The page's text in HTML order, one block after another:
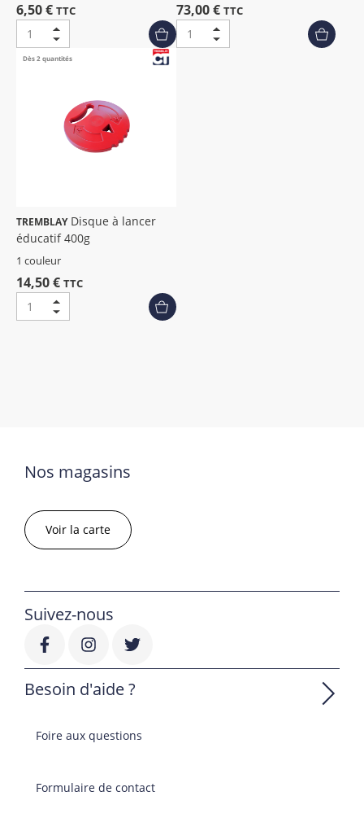
6,50 € TTC 73,00 € TTC
Dès 2 quantités
TREMBLAYDisque à lancer
éducatif 400g
1 couleur
14,50 € TTC
Nos magasins
Voir la carte
Suivez-nous
Besoin d'aide ?
Foire aux questions
Formulaire de contact